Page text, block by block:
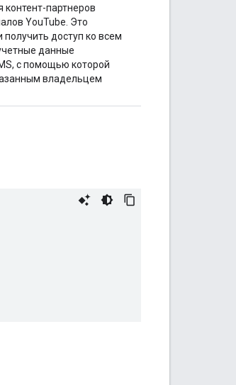
партнеров
YouTube. Это
доступ ко всем
данные
с помощью которой
владельцем